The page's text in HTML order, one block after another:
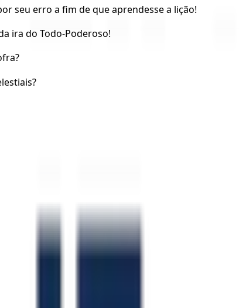
seu erro a fim de que aprendesse a lição!
ira do Todo-Poderoso!